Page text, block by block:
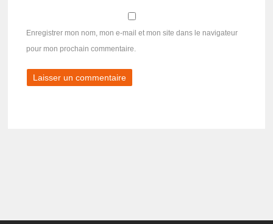
Enregistrer mon nom, mon e-mail et mon site dans le navigateur
pour mon prochain commentaire.